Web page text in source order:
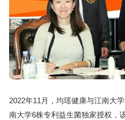
2022年11月，均瑶健康与江南大
南大学6株专利益生菌独家授权，